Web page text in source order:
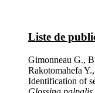
Liste de
Gimonneau G.,
Rakotomahefa
Identification of